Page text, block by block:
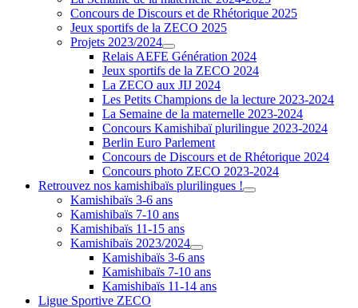
Concours de Discours et de Rhétorique 2025
Jeux sportifs de la ZECO 2025
Projets 2023/2024
Relais AEFE Génération 2024
Jeux sportifs de la ZECO 2024
La ZECO aux JIJ 2024
Les Petits Champions de la lecture 2023-2024
La Semaine de la maternelle 2023-2024
Concours Kamishibaï plurilingue 2023-2024
Berlin Euro Parlement
Concours de Discours et de Rhétorique 2024
Concours photo ZECO 2023-2024
Retrouvez nos kamishibaïs plurilingues !
Kamishibaïs 3-6 ans
Kamishibaïs 7-10 ans
Kamishibaïs 11-15 ans
Kamishibaïs 2023/2024
Kamishibaïs 3-6 ans
Kamishibaïs 7-10 ans
Kamishibaïs 11-14 ans
Ligue Sportive ZECO